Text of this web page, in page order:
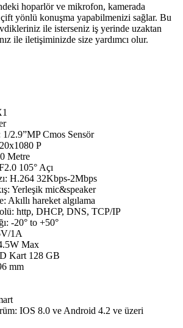
hoparlör ve mikrofon, kamerada
yönlü konuşma yapabilmenizi sağlar. Bu
ile isterseniz iş yerinde uzaktan
ile iletişiminizde size yardımcı olur.
1/2.9”MP Cmos Sensör
P
Metre
105° Açı
H.264 32Kbps-2Mbps
Yerleşik mic&speaker
Akıllı hareket algılama
http, DHCP, DNS, TCP/IP
-20° to +50°
1A
Max
Kart 128 GB
mm
IOS 8.0 ve Android 4.2 ve üzeri